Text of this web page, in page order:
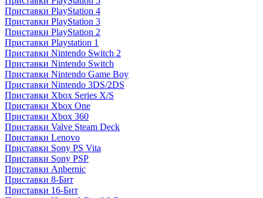
Приставки PlayStation 4
Приставки PlayStation 3
Приставки PlayStation 2
Приставки Playstation 1
Приставки Nintendo Switch 2
Приставки Nintendo Switch
Приставки Nintendo Game Boy
Приставки Nintendo 3DS/2DS
Приставки Xbox Series X/S
Приставки Xbox One
Приставки Xbox 360
Приставки Valve Steam Deck
Приставки Lenovo
Приставки Sony PS Vita
Приставки Sony PSP
Приставки Anbernic
Приставки 8-Бит
Приставки 16-Бит